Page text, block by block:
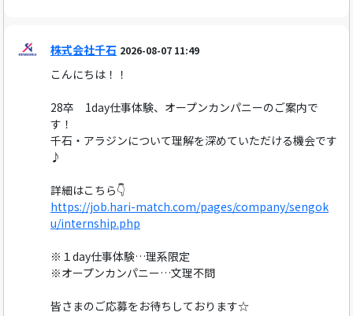
株式会社千石 2026-08-07 11:49
こんにちは！！
28卒 1day仕事体験、オープンカンパニーのご案内で
す！
千石・アラジンについて理解を深めていただける機会です
♪
詳細はこちら👇
https://job.hari-match.com/pages/company/sengok
u/internship.php
※１day仕事体験…理系限定
※オープンカンパニー…文理不問
皆さまのご応募をお待ちしております☆